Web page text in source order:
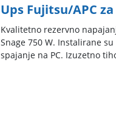
Ups Fujitsu/APC
Kvalitetno rezervno
Snage 750 W. Instalirane
spajanje na PC. Izuzetno